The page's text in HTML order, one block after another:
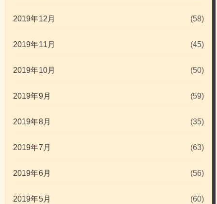
2019年12月 (58)
2019年11月 (45)
2019年10月 (50)
2019年9月 (59)
2019年8月 (35)
2019年7月 (63)
2019年6月 (56)
2019年5月 (60)